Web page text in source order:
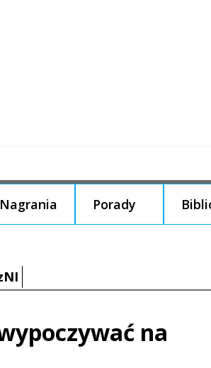
Nagrania Porady
na